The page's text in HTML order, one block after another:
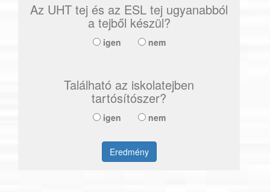
Az UHT tej és az ESL tej ugyanabból
a tejből készül?
igen nem
Található az iskolatejben
tartósítószer?
igen nem